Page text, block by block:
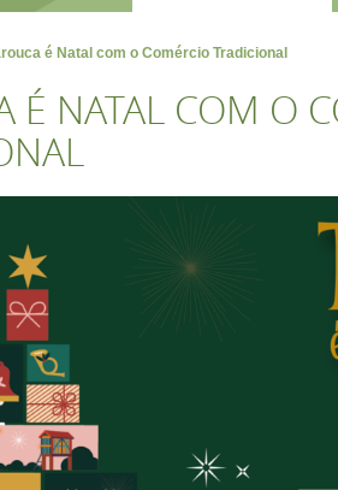
é Natal com o Comércio Tradicional
É NATAL COM O